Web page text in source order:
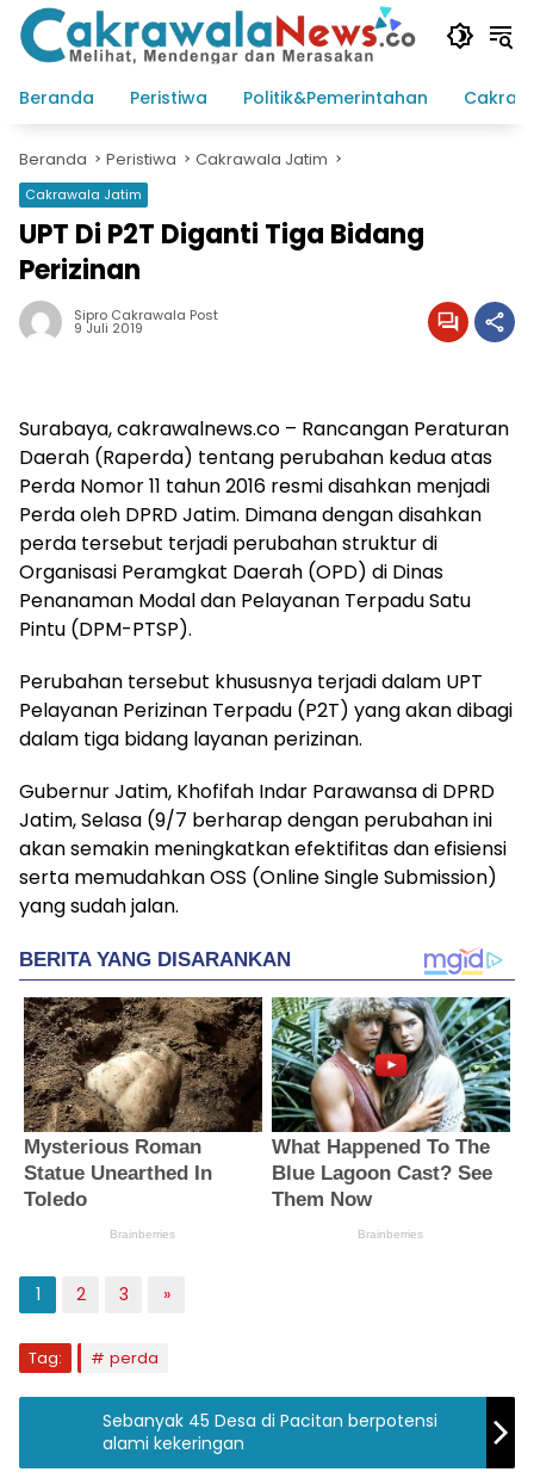
Langsung
konten
Beranda
Peristiwa Politik&Pemerintahan
Beranda Peristiwa Cakrawala Jatim
Cakrawala Jatim
UPT Di P2T Diganti Tiga Bidang
Perizinan
Sipro Cakrawala Post
9 Juli 2019
Surabaya, cakrawalnews.co – Rancangan Peraturan
Daerah (Raperda) tentang perubahan kedua atas
Perda Nomor 11 tahun 2016 resmi disahkan menjadi
Perda oleh DPRD Jatim. Dimana dengan disahkan
perda tersebut terjadi perubahan struktur di
Organisasi Peramgkat Daerah (OPD) di Dinas
Penanaman Modal dan Pelayanan Terpadu Satu
Pintu (DPM-PTSP).
Perubahan tersebut khususnya terjadi dalam UPT
Pelayanan Perizinan Terpadu (P2T) yang akan dibagi
dalam tiga bidang layanan perizinan.
Gubernur Jatim, Khofifah Indar Parawansa di DPRD
Jatim, Selasa (9/7 berharap dengan perubahan ini
akan semakin meningkatkan efektifitas dan efisiensi
serta memudahkan OSS (Online Single Submission)
yang sudah jalan.
1 2 3 »
Tag: perda
Sebanyak 45 Desa di Pacitan berpotensi
alami kekeringan